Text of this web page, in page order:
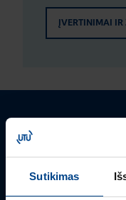
Sutikimas
ĮVERTINIMAI IR
Turite